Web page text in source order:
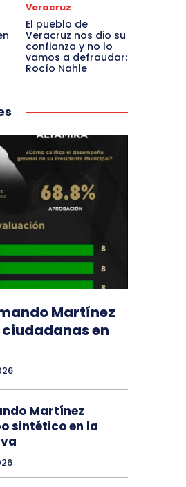
Veracruz
El pueblo de
Veracruz nos dio su
confianza y no lo
vamos a defraudar:
Rocío Nahle
Martínez
en
Martínez
sintético en la